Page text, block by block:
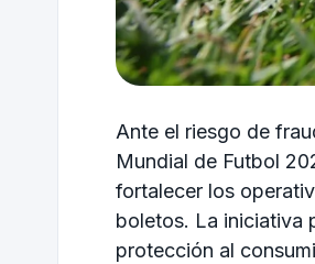
Ante el riesgo de
Mundial de Futbol
fortalecer los
boletos. La iniciativa
protección al